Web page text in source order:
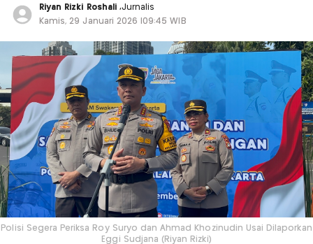
Riyan Rizki Roshali ,Jurnalis
Kamis, 29 Januari 2026 |09:45 WIB
Polisi Segera Periksa Roy Suryo dan Ahmad Khozinudin Usai Dilaporkan
Eggi Sudjana (Riyan Rizki)